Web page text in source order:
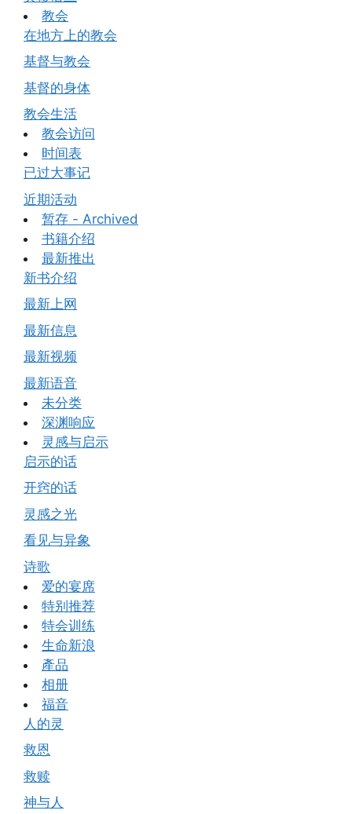
教会
在地方上的教会
基督与教会
基督的身体
教会生活
教会访问
时间表
已过大事记
近期活动
暂存 - Archived
书籍介绍
最新推出
新书介绍
最新上网
最新信息
最新视频
最新语音
未分类
深渊响应
灵感与启示
启示的话
开窍的话
灵感之光
看见与异象
诗歌
爱的宴席
特别推荐
特会训练
生命新浪
產品
相册
福音
人的灵
救恩
救赎
神与人